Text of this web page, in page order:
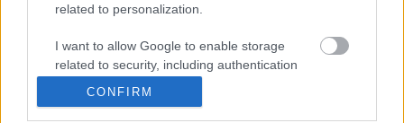
related to personalization.
I want to allow Google to enable storage
related to security, including authentication
CONFIRM
KIEMELT
Megérkezett az eső a Duna